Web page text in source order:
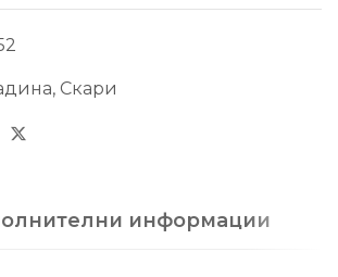
, Скари
информации